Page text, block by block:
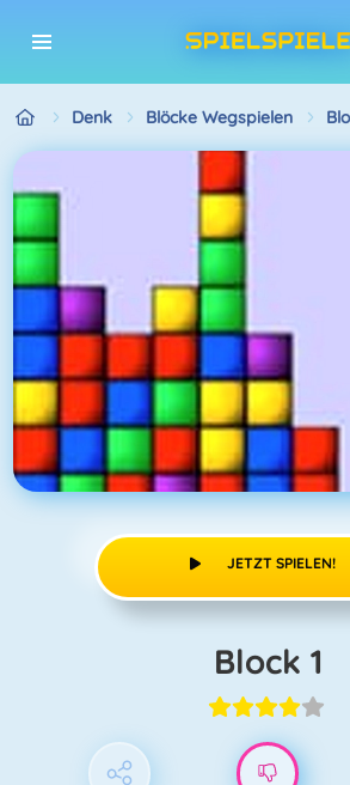
Denk Blöcke Wegspielen
JETZT SPIELEN!
Block 1